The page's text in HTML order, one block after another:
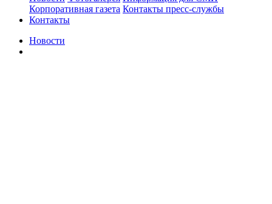
Корпоративная газета Контакты пресс-службы
Контакты
Новости